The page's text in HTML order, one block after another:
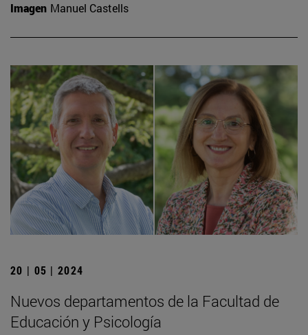
Imagen Manuel Castells
20 | 05 | 2024
Nuevos departamentos de la Facultad de
Educación y Psicología